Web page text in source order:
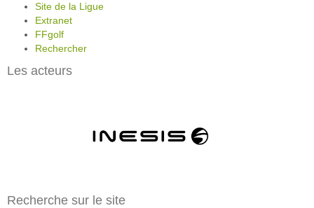
Site de la Ligue
Extranet
FFgolf
Rechercher
Les acteurs
Recherche sur le site